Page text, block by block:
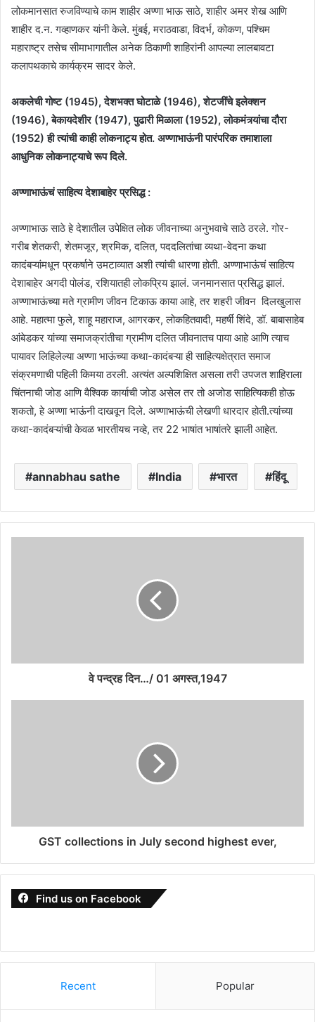
लोकमानसात रुजविण्याचे काम शाहीर अण्णा भाऊ साठे, शाहीर अमर शेख आणि
शाहीर द.न. गव्हाणकर यांनी केले. मुंबई, मराठवाडा, विदर्भ, कोकण, पश्चिम
महाराष्ट्र तसेच सीमाभागातील अनेक ठिकाणी शाहिरांनी आपल्या लालबावटा
कलापथकाचे कार्यक्रम सादर केले.
अकलेची गोष्ट (1945), देशभक्त घोटाळे (1946), शेटजींचे इलेक्शन
(1946), बेकायदेशीर (1947), पुढारी मिळाला (1952), लोकमंत्र्यांचा दौरा
(1952) ही त्यांची काही लोकनाट्य होत. अण्णाभाऊंनी पारंपरिक तमाशाला
आधुनिक लोकनाट्याचे रूप दिले.
अण्णाभाऊंचं साहित्य देशाबाहेर प्रसिद्ध :
अण्णाभाऊ साठे हे देशातील उपेक्षित लोक जीवनाच्या अनुभवाचे साठे ठरले. गोर-
गरीब शेतकरी, शेतमजूर, श्रमिक, दलित, पददलितांचा व्यथा-वेदना कथा
कादंबऱ्यांमधून प्रकर्षाने उमटाव्यात अशी त्यांची धारणा होती. अण्णाभाऊंचं साहित्य
देशाबाहेर अगदी पोलंड, रशियातही लोकप्रिय झालं. जनमानसात प्रसिद्ध झालं.
अण्णाभाऊंच्या मते ग्रामीण जीवन टिकाऊ काया आहे, तर शहरी जीवन दिलखुलास
आहे. महात्मा फुले, शाहू महाराज, आगरकर, लोकहितवादी, महर्षी शिंदे, डॉ. बाबासाहेब
आंबेडकर यांच्या समाजक्रांतीचा ग्रामीण दलित जीवनातच पाया आहे आणि त्याच
पायावर लिहिलेल्या अण्णा भाऊंच्या कथा-कादंबऱ्या ही साहित्यक्षेत्रात समाज
संक्रमणाची पहिली किमया ठरली. अत्यंत अल्पशिक्षित असला तरी उपजत शाहिराला
चिंतनाची जोड आणि वैश्विक कार्याची जोड असेल तर तो अजोड साहित्यिकही होऊ
शकतो, हे अण्णा भाऊंनी दाखवून दिले. अण्णाभाऊंची लेखणी धारदार होती.त्यांच्या
कथा-कादंबऱ्यांची केवळ भारतीयच नव्हे, तर 22 भाषांत भाषांतरे झाली आहेत.
annabhau sathe India भारत हिंदू
वे पन्द्रह दिन…/ 01 अगस्त,1947
GST collections in July second highest ever,
Find us on Facebook
Recent Popular